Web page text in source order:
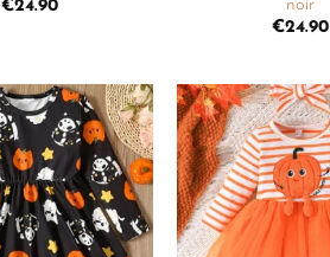
€24.90
noir
€24.90
Ajouter
à la
liste de
souhaits